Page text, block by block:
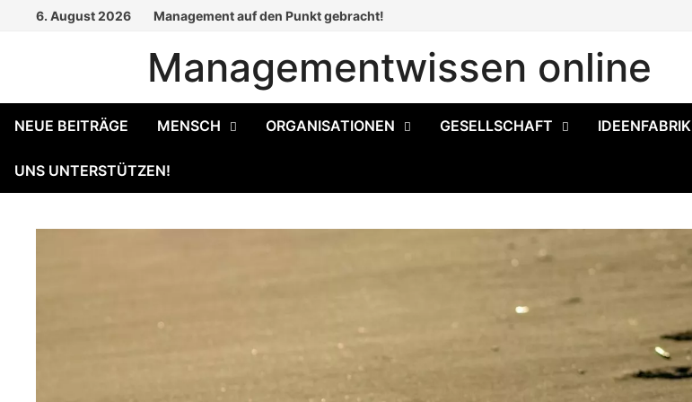
6. August 2026 Management auf den Punkt gebracht!
Managementwissen online
NEUE BEITRÄGE MENSCH ORGANISATIONEN GESELLSCHAFT IDEENFABRIK
UNS UNTERSTÜTZEN!